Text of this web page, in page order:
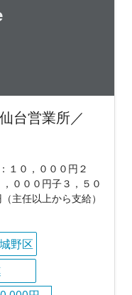
台営業所／
１０，０００円２
０００円子３，５０
主任以上から支給）
野区